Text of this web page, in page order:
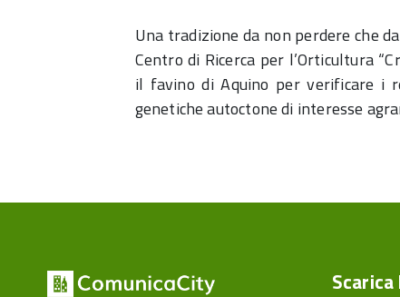
Una tradizione da non perdere che
Centro di Ricerca per l’Orticultura
il favino di Aquino per verificare i
genetiche autoctone di interesse
Scarica